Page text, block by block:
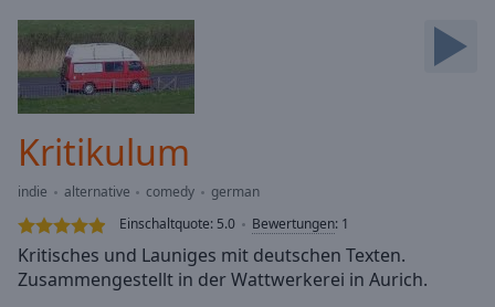
Skip
Forward
Mute
Current
Loaded :
0.00%
Stream
TypeLIVE
Kritikulum
indie alternative comedy
german
Einschaltquote: 5.0 Bewertungen: 1
Kritisches und Launiges mit deutschen Texten.
Zusammengestellt in der Wattwerkerei in Aurich.